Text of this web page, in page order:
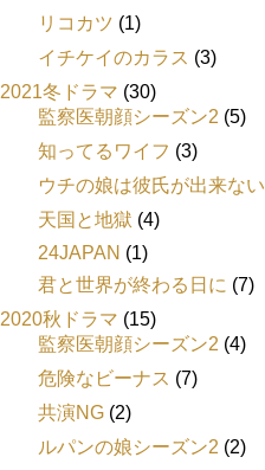
リコカツ (1)
イチケイのカラス (3)
2021冬ドラマ (30)
監察医朝顔シーズン2 (5)
知ってるワイフ (3)
ウチの娘は彼氏が出来ない
天国と地獄 (4)
24JAPAN (1)
君と世界が終わる日に (7)
2020秋ドラマ (15)
監察医朝顔シーズン2 (4)
危険なビーナス (7)
共演NG (2)
ルパンの娘シーズン2 (2)